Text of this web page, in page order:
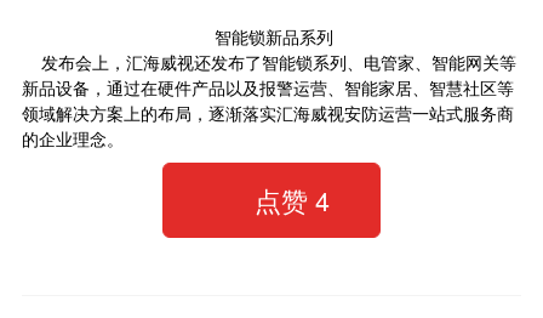
智能锁新品系列
发布会上，汇海威视还发布了智能锁系列、电管家、智能网关等
新品设备，通过在硬件产品以及报警运营、智能家居、智慧社区等
领域解决方案上的布局，逐渐落实汇海威视安防运营一站式服务商
的企业理念。
点赞 4